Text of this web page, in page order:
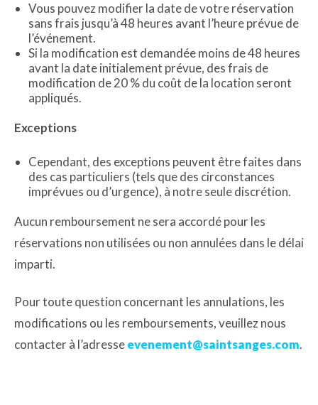
Vous pouvez modifier la date de votre réservation
sans frais jusqu’à 48 heures avant l’heure prévue de
l’événement.
Si la modification est demandée moins de 48 heures
avant la date initialement prévue, des frais de
modification de 20 % du coût de la location seront
appliqués.
Exceptions
Cependant, des exceptions peuvent être faites dans
des cas particuliers (tels que des circonstances
imprévues ou d’urgence), à notre seule discrétion.
Aucun remboursement ne sera accordé pour les
réservations non utilisées ou non annulées dans le délai
imparti.
Pour toute question concernant les annulations, les
modifications ou les remboursements, veuillez nous
contacter à l’adresseevenement@saintsanges.com.